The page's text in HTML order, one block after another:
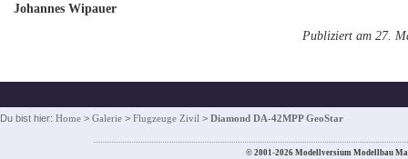
Johannes Wipauer
Publiziert am 27.
Du bist hier: Home > Galerie > Flugzeuge Zivil > Diamond DA-42MPP GeoStar
© 2001-2026 Modellversium Modellbau